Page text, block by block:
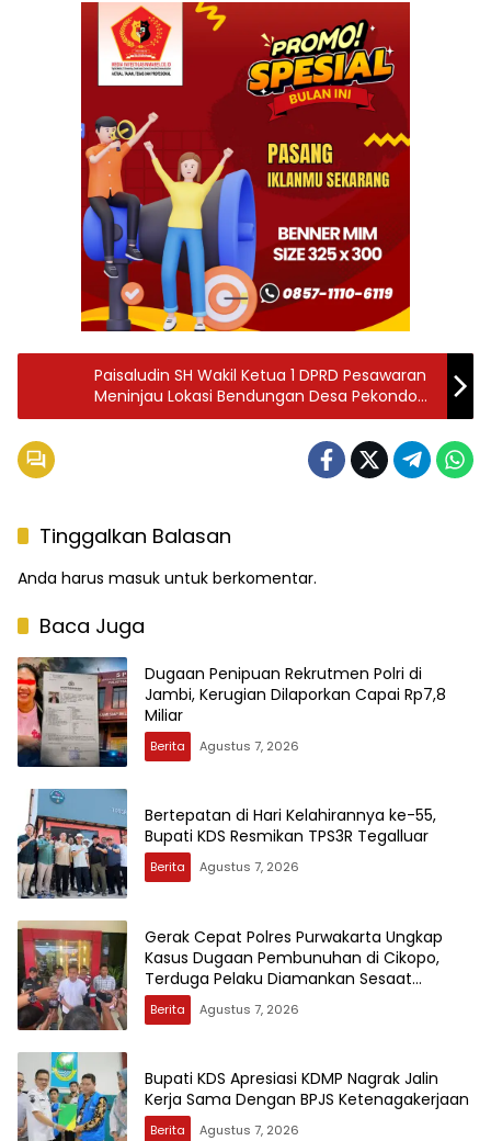
Paisaludin SH Wakil Ketua 1 DPRD Pesawaran
Meninjau Lokasi Bendungan Desa Pekondoh
Kecamatan Waylima
Tinggalkan Balasan
Anda harus masuk untuk berkomentar.
Baca Juga
Dugaan Penipuan Rekrutmen Polri di
Jambi, Kerugian Dilaporkan Capai Rp7,8
Miliar
Berita Agustus 7, 2026
Bertepatan di Hari Kelahirannya ke-55,
Bupati KDS Resmikan TPS3R Tegalluar
Berita Agustus 7, 2026
Gerak Cepat Polres Purwakarta Ungkap
Kasus Dugaan Pembunuhan di Cikopo,
Terduga Pelaku Diamankan Sesaat
Setelah Kejadian
Berita Agustus 7, 2026
Bupati KDS Apresiasi KDMP Nagrak Jalin
Kerja Sama Dengan BPJS Ketenagakerjaan
Berita Agustus 7, 2026